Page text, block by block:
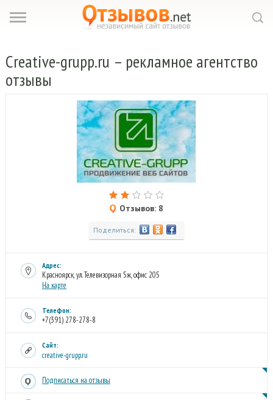
Creative-grupp.ru – рекламное агентство
отзывы
Отзывов: 8
Поделиться:
Адрес:
Красноярск, ул. Телевизорная 5ж, офис 205
На карте
Телефон:
+7(391) 278-278-8
Сайт:
creative-grupp.ru
Подписаться на отзывы